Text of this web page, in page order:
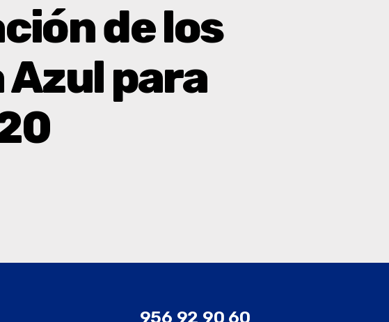
de los
para
956 92 90 60